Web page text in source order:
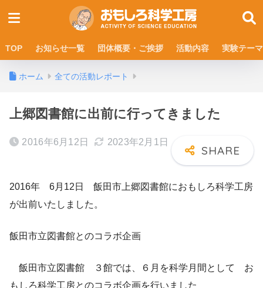
TOP お知らせ一覧 団体概要・ご挨拶 活動内容 実験テーマ
ホーム 全ての活動レポート
上郷図書館に出前に行ってきました
2016年6月12日 2023年2月1日
2016年 6月12日 飯田市上郷図書館におもしろ科学工房
が出前いたしました。
飯田市立図書館とのコラボ企画
飯田市立図書館 ３館では、６月を科学月間として お
もしろ科学工房とのコラボ企画を行いました